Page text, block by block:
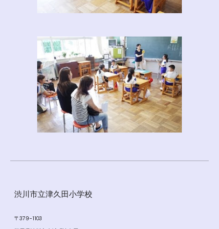
渋川市立津久田小学校
〒379-1103